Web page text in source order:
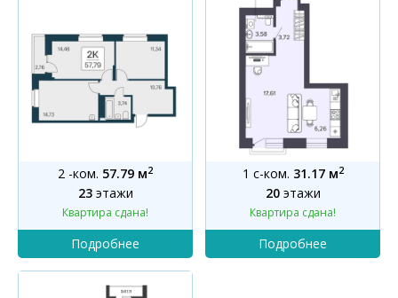
2 -ком. 57.79 м2
23этажи
Квартира сдана!
1 с-ком. 31.17 м2
20этажи
Квартира сдана!